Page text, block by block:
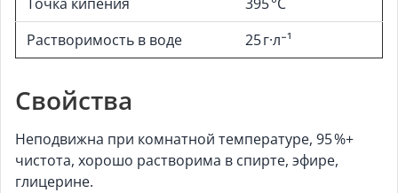
Растворимость в воде
25 г·л⁻¹
Свойства
Неподвижна при комнатной температуре, 95 %+
чистота, хорошо растворима в спирте, эфире,
глицерине.